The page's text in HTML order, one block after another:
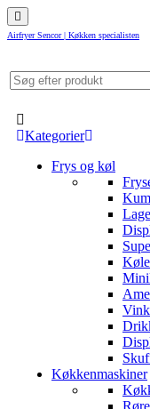
Airfryer Sencor | Køkken specialisten
Kategorier
Frys og køl
Køkkenmaskiner